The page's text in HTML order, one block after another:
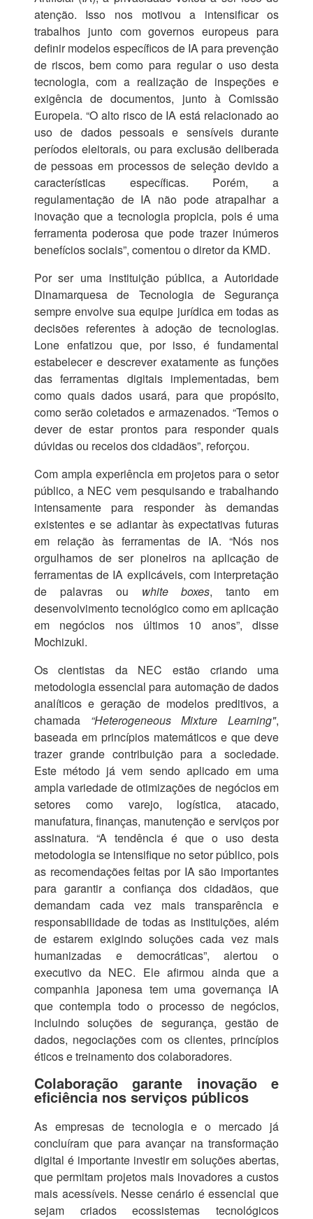
atenção. Isso nos motivou a intensificar os
trabalhos junto com governos europeus para
definir modelos específicos de IA para prevenção
de riscos, bem como para regular o uso desta
tecnologia, com a realização de inspeções e
exigência de documentos, junto à Comissão
Europeia. “O alto risco de IA está relacionado ao
uso de dados pessoais e sensíveis durante
períodos eleitorais, ou para exclusão deliberada
de pessoas em processos de seleção devido a
características específicas. Porém, a
regulamentação de IA não pode atrapalhar a
inovação que a tecnologia propicia, pois é uma
ferramenta poderosa que pode trazer inúmeros
benefícios sociais”, comentou o diretor da KMD.
Por ser uma instituição pública, a Autoridade
Dinamarquesa de Tecnologia de Segurança
sempre envolve sua equipe jurídica em todas as
decisões referentes à adoção de tecnologias.
Lone enfatizou que, por isso, é fundamental
estabelecer e descrever exatamente as funções
das ferramentas digitais implementadas, bem
como quais dados usará, para que propósito,
como serão coletados e armazenados. “Temos o
dever de estar prontos para responder quais
dúvidas ou receios dos cidadãos”, reforçou.
Com ampla experiência em projetos para o setor
público, a NEC vem pesquisando e trabalhando
intensamente para responder às demandas
existentes e se adiantar às expectativas futuras
em relação às ferramentas de IA. “Nós nos
orgulhamos de ser pioneiros na aplicação de
ferramentas de IA explicáveis, com interpretação
de palavras ou white boxes, tanto em
desenvolvimento tecnológico como em aplicação
em negócios nos últimos 10 anos”, disse
Mochizuki.
Os cientistas da NEC estão criando uma
metodologia essencial para automação de dados
analíticos e geração de modelos preditivos, a
chamada “Heterogeneous Mixture Learning",
baseada em princípios matemáticos e que deve
trazer grande contribuição para a sociedade.
Este método já vem sendo aplicado em uma
ampla variedade de otimizações de negócios em
setores como varejo, logística, atacado,
manufatura, finanças, manutenção e serviços por
assinatura. “A tendência é que o uso desta
metodologia se intensifique no setor público, pois
as recomendações feitas por IA são importantes
para garantir a confiança dos cidadãos, que
demandam cada vez mais transparência e
responsabilidade de todas as instituições, além
de estarem exigindo soluções cada vez mais
humanizadas e democráticas”, alertou o
executivo da NEC. Ele afirmou ainda que a
companhia japonesa tem uma governança IA
que contempla todo o processo de negócios,
incluindo soluções de segurança, gestão de
dados, negociações com os clientes, princípios
éticos e treinamento dos colaboradores.
Colaboração garante inovação e
eficiência nos serviços públicos
As empresas de tecnologia e o mercado já
concluíram que para avançar na transformação
digital é importante investir em soluções abertas,
que permitam projetos mais inovadores a custos
mais acessíveis. Nesse cenário é essencial que
sejam criados ecossistemas tecnológicos